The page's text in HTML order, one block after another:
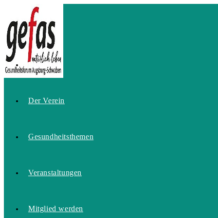
Inhalt
springen
Home
Der Verein
Gesundheitsthemen
Veranstaltungen
Mitglied werden